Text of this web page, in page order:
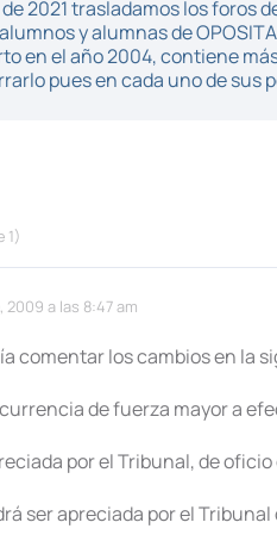
2021 trasladamos los foros
y alumnas de
en el año 2004, contiene
pues en cada uno de sus
1)
2009 a las 8:47 am
comentar los cambios en la
de fuerza mayor a
por el Tribunal, de
ser apreciada por el